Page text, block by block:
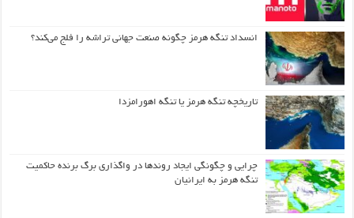
انسداد تنگه هرمز چگونه صنعت جهانی تراشه را فلج می‌کند؟
تاریخچه تنگه هرمز یا تنگه اهورامزدا
چرایی و چگونگی ایجاد روندها در واگذاری برگ برنده حاکمیت
تنگه هرمز به ایرانیان